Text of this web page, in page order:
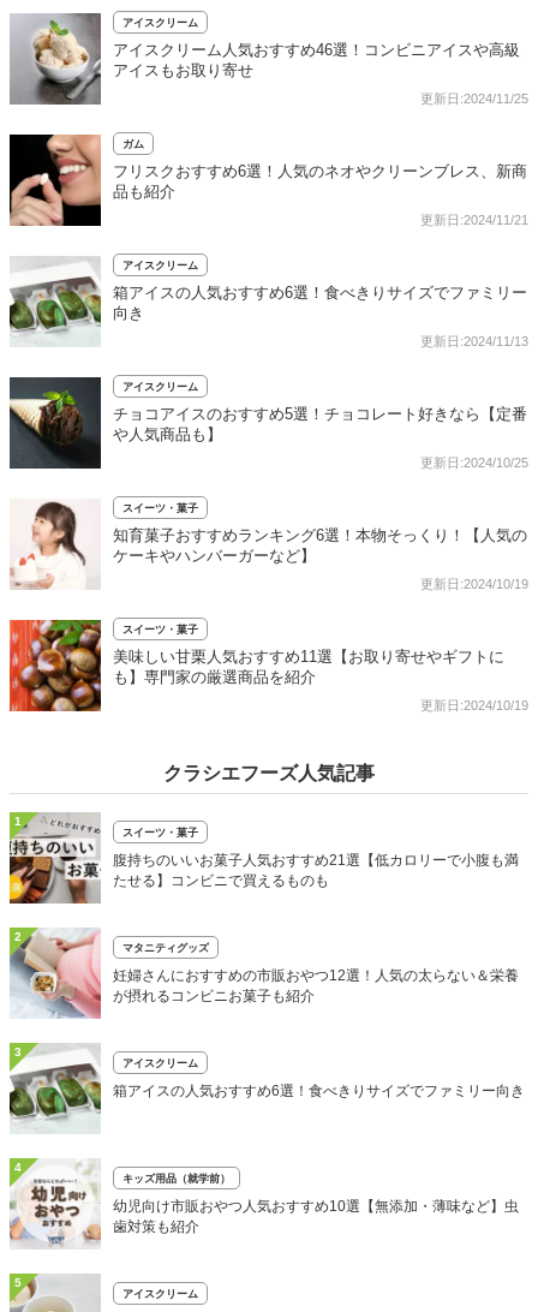
アイスクリーム
アイスクリーム人気おすすめ46選！コンビニアイスや高級
アイスもお取り寄せ
更新日:2024/11/25
ガム
フリスクおすすめ6選！人気のネオやクリーンブレス、新商
品も紹介
更新日:2024/11/21
アイスクリーム
箱アイスの人気おすすめ6選！食べきりサイズでファミリー
向き
更新日:2024/11/13
アイスクリーム
チョコアイスのおすすめ5選！チョコレート好きなら【定番
や人気商品も】
更新日:2024/10/25
スイーツ・菓子
知育菓子おすすめランキング6選！本物そっくり！【人気の
ケーキやハンバーガーなど】
更新日:2024/10/19
スイーツ・菓子
美味しい甘栗人気おすすめ11選【お取り寄せやギフトに
も】専門家の厳選商品を紹介
更新日:2024/10/19
クラシエフーズ人気記事
1
スイーツ・菓子
腹持ちのいいお菓子人気おすすめ21選【低カロリーで小腹も満
たせる】コンビニで買えるものも
2
マタニティグッズ
妊婦さんにおすすめの市販おやつ12選！人気の太らない＆栄養
が摂れるコンビニお菓子も紹介
3
アイスクリーム
箱アイスの人気おすすめ6選！食べきりサイズでファミリー向き
4
キッズ用品（就学前）
幼児向け市販おやつ人気おすすめ10選【無添加・薄味など】虫
歯対策も紹介
5
アイスクリーム